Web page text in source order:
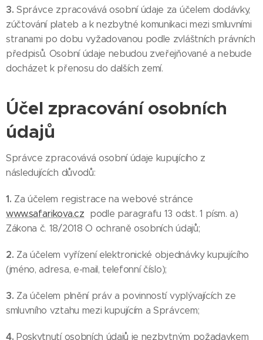
3.Správce zpracovává osobní údaje za účelem dodávky,
zúčtování plateb a k nezbytné komunikaci mezi smluvními
stranami po dobu vyžadovanou podle zvláštních právních
předpisů. Osobní údaje nebudou zveřejňované a nebude
docházet k přenosu do dalších zemí.
Účel zpracování osobních
údajů
Správce zpracovává osobní údaje kupujícího z
následujících důvodů:
1. Za účelem registrace na webové stránce
www.safarikova.cz podle paragrafu 13 odst. 1 písm. a)
Zákona č. 18/2018 O ochraně osobních údajů;
2. Za účelem vyřízení elektronické objednávky kupujícího
(jméno, adresa, e-mail, telefonní číslo);
3. Za účelem plnění práv a povinností vyplývajících ze
smluvního vztahu mezi kupujícím a Správcem;
4. Poskytnutí osobních údajů je nezbytným požadavkem